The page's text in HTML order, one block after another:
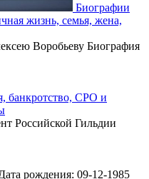
Биографии
жизнь, семья, жена,
Воробьеву Биография
банкротство, СРО и
Российской Гильдии
рождения: 09-12-1985